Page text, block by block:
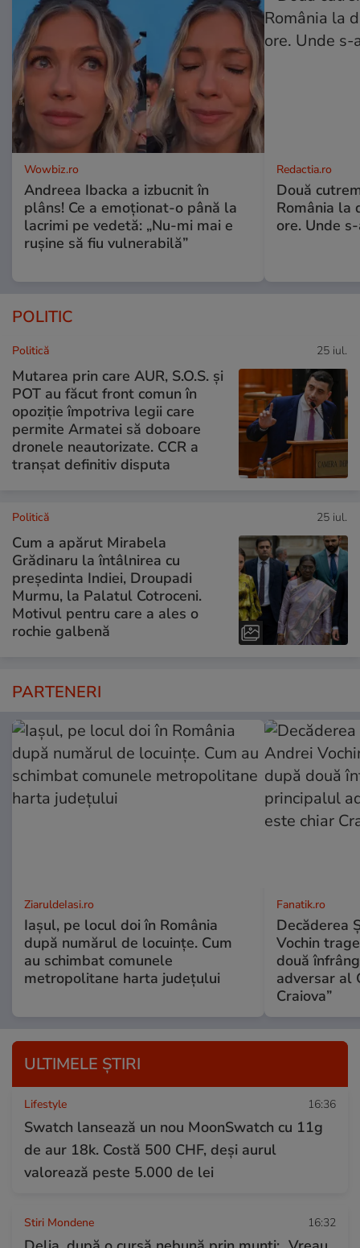
Wowbiz.ro
Andreea Ibacka a izbucnit în
plâns! Ce a emoționat-o până la
lacrimi pe vedetă: „Nu-mi mai e
rușine să fiu vulnerabilă”
Redactia.ro
Două
România la
ore. Unde
POLITIC
Politică 25 iul.
Mutarea prin care AUR, S.O.S. și
POT au făcut front comun în
opoziție împotriva legii care
permite Armatei să doboare
dronele neautorizate. CCR a
tranșat definitiv disputa
Politică 25 iul.
Cum a apărut Mirabela
Grădinaru la întâlnirea cu
președinta Indiei, Droupadi
Murmu, la Palatul Cotroceni.
Motivul pentru care a ales o
rochie galbenă
PARTENERI
ZiaruldeIasi.ro
Iașul, pe locul doi în România
după numărul de locuințe. Cum
au schimbat comunele
metropolitane harta județului
Fanatik.ro
Decăderea
Vochin
două
adversar al
Craiova”
ULTIMELE ȘTIRI
Lifestyle 16:36
Swatch lansează un nou MoonSwatch cu 11g
de aur 18k. Costă 500 CHF, deși aurul
valorează peste 5.000 de lei
Stiri Mondene 16:32